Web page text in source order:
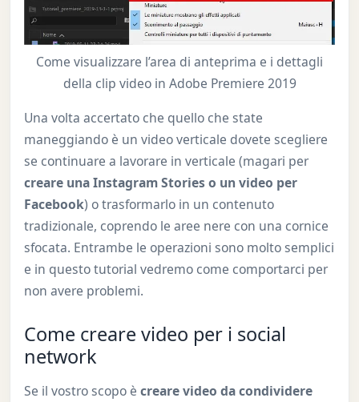
Come visualizzare l’area di anteprima e i dettagli
della clip video in Adobe Premiere 2019
Una volta accertato che quello che state
maneggiando è un video verticale dovete scegliere
se continuare a lavorare in verticale (magari per
creare una Instagram Stories o un video per
Facebook) o trasformarlo in un contenuto
tradizionale, coprendo le aree nere con una cornice
sfocata. Entrambe le operazioni sono molto semplici
e in questo tutorial vedremo come comportarci per
non avere problemi.
Come creare video per i social
network
Se il vostro scopo è creare video da condividere